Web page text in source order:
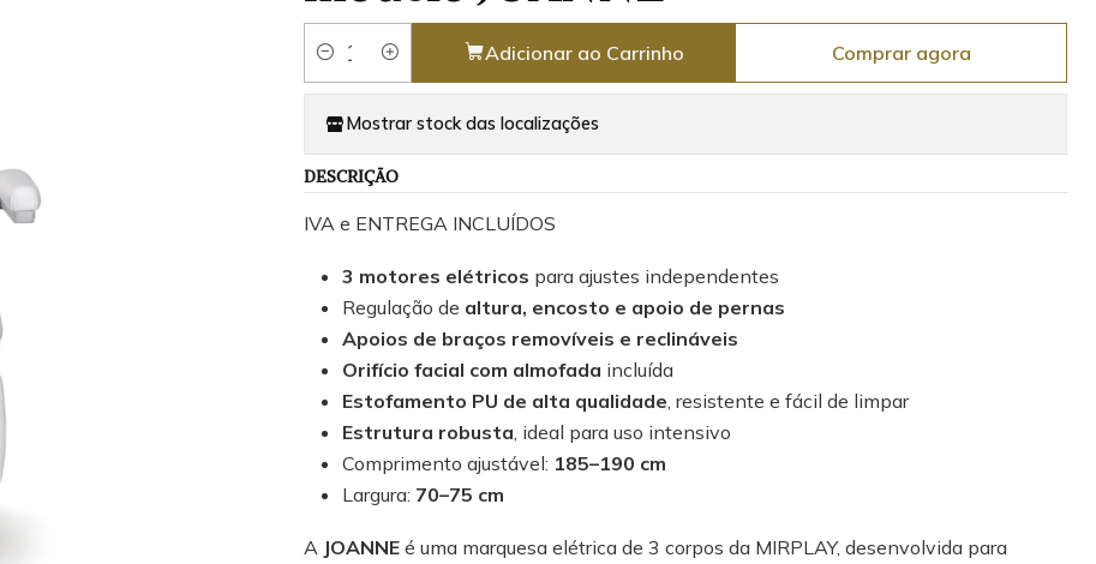
Quantidade
Adicionar ao Carrinho Comprar agora
Mostrar stock das localizações
DESCRIÇÃO
IVA e ENTREGA INCLUÍDOS
3 motores elétricos para ajustes independentes
Regulação de altura, encosto e apoio de pernas
Apoios de braços removíveis e reclináveis
Orifício facial com almofada incluída
Estofamento PU de alta qualidade , resistente e fácil de limpar
Estrutura robusta , ideal para uso intensivo
Comprimento ajustável: 185–190 cm
Largura: 70–75 cm
A JOANNE é uma marquesa elétrica de 3 corpos da MIRPLAY, desenvolvida para